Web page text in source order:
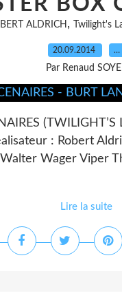
ALDRICH , Twilight's
20.09.2014 …
Par Renaud
: Robert
Wager Viper
Lire la suite